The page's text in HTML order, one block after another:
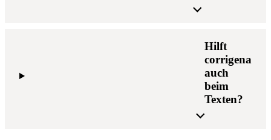
Hilft
corrigena
auch
beim
Texten?